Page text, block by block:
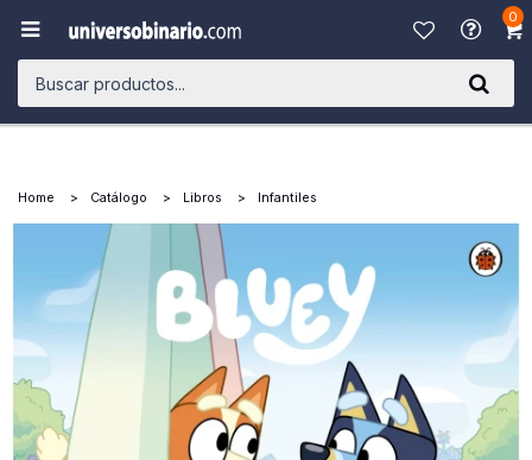
0

Home Catálogo Libros Infantiles